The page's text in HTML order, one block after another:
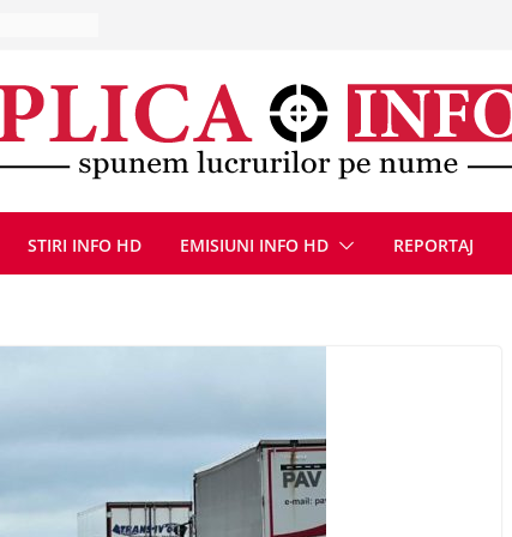
9 august
după
se
STIRI INFO HD EMISIUNI INFO HD REPORTAJ